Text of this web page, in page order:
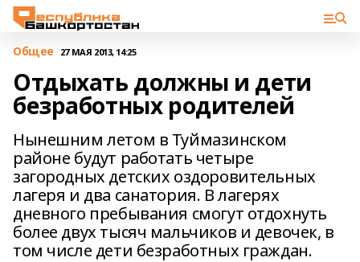
Общее 27 МАЯ 2013, 14:25
Отдыхать должны и дети
безработных родителей
Нынешним летом в Туймазинском
районе будут работать четыре
загородных детских оздоровительных
лагеря и два санатория. В лагерях
дневного пребывания смогут отдохнуть
более двух тысяч мальчиков и девочек, в
том числе дети безработных граждан.